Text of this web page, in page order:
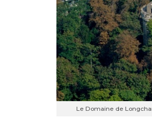
Le Domaine de